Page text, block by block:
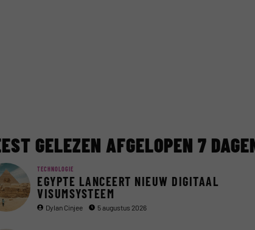
GELEZEN AFGELOPEN 7
TECHNOLOGIE
EGYPTE LANCEERT NIEUW DIGITAAL
VISUMSYSTEEM
Dylan Cinjee 5 augustus 2026